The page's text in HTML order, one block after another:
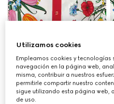
Utilizamos cookies
Empleamos cookies y tecnologías
navegación en la página web,
misma, contribuir a nuestros
permitirle compartir nuestro
sigue utilizando esta página web,
de uso.